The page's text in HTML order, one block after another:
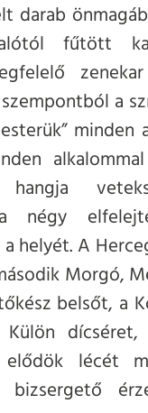
darab
fűtött
zenekar
a
négy
helyét. A
Morgó,
belsőt, a
Külön
lécét
bizsergető